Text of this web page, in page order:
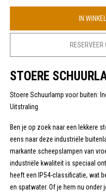
IN
RESERVEER
STOERE
Stoere Schuurlamp voor buiten:
Uitstraling
Ben je op zoek naar een lekkere
eens naar deze industriële
markante scheepslampen van
industriële kwaliteit is speciaal
heeft een IP54-classificatie, wat
en spatwater. Of je hem nu onder